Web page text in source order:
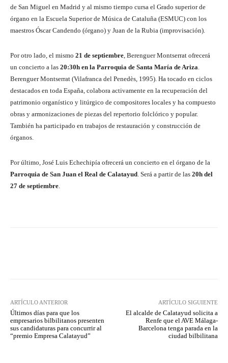
de San Miguel en Madrid y al mismo tiempo cursa el Grado superior de
órgano en la Escuela Superior de Música de Cataluña (ESMUC) con los
maestros Óscar Candendo (órgano) y Juan de la Rubia (improvisación).
Por otro lado, el mismo 21 de septiembre, Berenguer Montserrat ofrecerá
un concierto a las 20:30h en la Parroquia de Santa María de Ariza.
Berenguer Montserrat (Vilafranca del Penedès, 1995). Ha tocado en ciclos
destacados en toda España, colabora activamente en la recuperación del
patrimonio organístico y litúrgico de compositores locales y ha compuesto
obras y armonizaciones de piezas del repertorio folclórico y popular.
También ha participado en trabajos de restauración y construcción de
órganos.
Por último, José Luis Echechipía ofrecerá un concierto en el órgano de la
Parroquia de San Juan el Real de Calatayud. Será a partir de las 20h del
27 de septiembre.
ARTÍCULO ANTERIOR
Últimos días para que los
empresarios bilbilitanos presenten
sus candidaturas para concurrir al
“premio Empresa Calatayud”
ARTÍCULO SIGUIENTE
El alcalde de Calatayud solicita a
Renfe que el AVE Málaga-
Barcelona tenga parada en la
ciudad bilbilitana